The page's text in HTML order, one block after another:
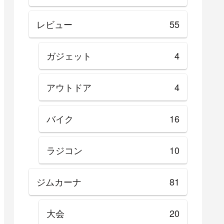
レビュー 55
ガジェット 4
アウトドア 4
バイク 16
ラジコン 10
ジムカーナ 81
大会 20